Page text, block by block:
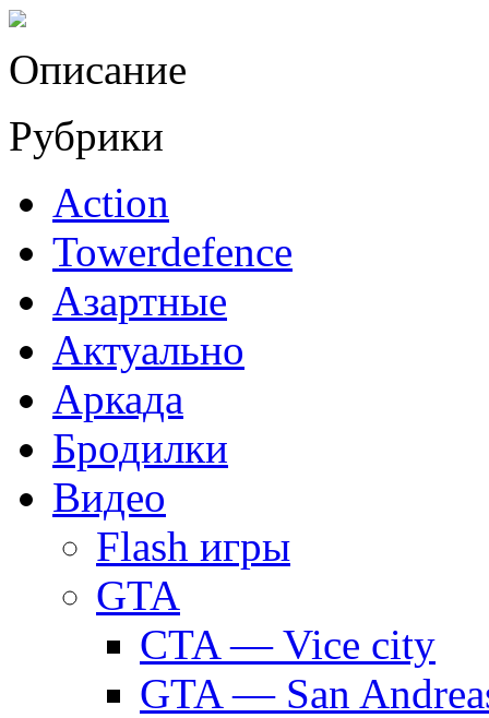
Описание
Рубрики
Action
Towerdefence
Азартные
Актуально
Аркада
Бродилки
Видео
Flash игры
GTA
CTA — Vice city
GTA — San